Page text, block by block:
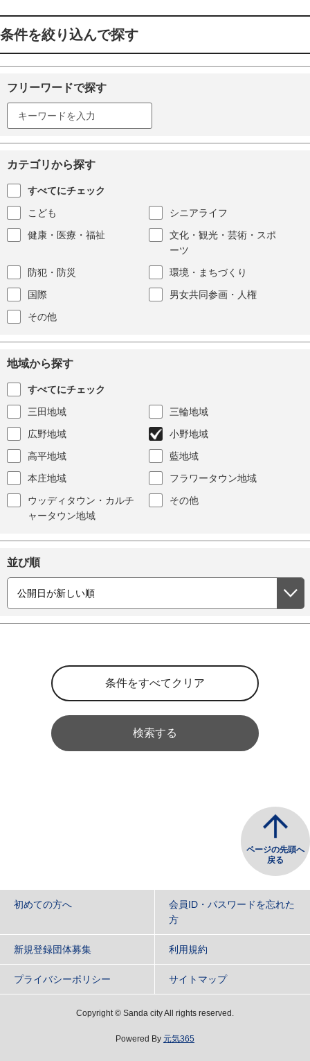
条件を絞り込んで探す
フリーワードで探す
カテゴリから探す
すべてにチェック
こども
シニアライフ
健康・医療・福祉
文化・観光・芸術・スポ
ーツ
防犯・防災
環境・まちづくり
国際
男女共同参画・人権
その他
地域から探す
すべてにチェック
三田地域
三輪地域
広野地域
小野地域
高平地域
藍地域
本庄地域
フラワータウン地域
ウッディタウン・カルチ
ャータウン地域
その他
並び順
検索する
ページの先頭へ
戻る
初めての方へ
会員ID・パスワードを忘れた
方
新規登録団体募集 利用規約
プライバシーポリシー サイトマップ
Copyright © Sanda city All rights reserved.
Powered By 元気365